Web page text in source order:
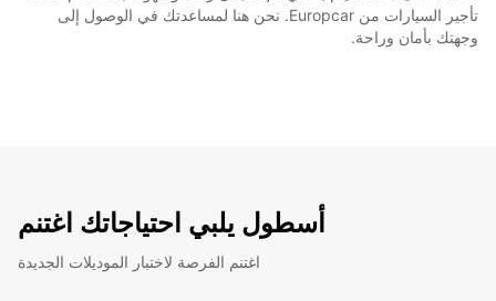
تأجير السيارات من Europcar. نحن هنا لمساعدتك في الوصول إلى
وجهتك بأمان وراحة.
أسطول يلبي احتياجاتك اغتنم
اغتنم الفرصة لاختبار الموديلات الجديدة